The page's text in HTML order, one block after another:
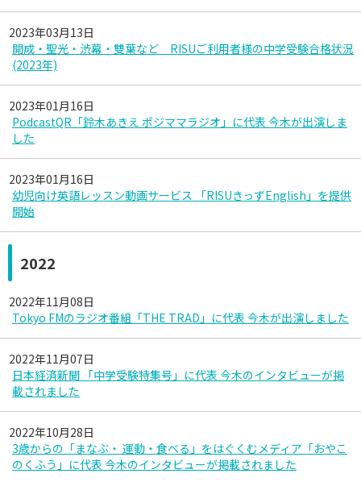
2023年03月13日
開成・聖光・渋幕・雙葉など RISUご利用者様の中学受験合格状況
(2023年)
2023年01月16日
PodcastQR「鈴木あきえ ポジママラジオ」に代表 今木が出演しま
した
2023年01月16日
幼児向け英語レッスン動画サービス 「RISUきっずEnglish」を提供
開始
2022
2022年11月08日
Tokyo FMのラジオ番組「THE TRAD」に代表 今木が出演しました
2022年11月07日
日本経済新聞 「中学受験特集号」に代表 今木のインタビューが掲
載されました
2022年10月28日
3歳からの「まなぶ・ 運動・食べる」をはぐくむメディア「おやこ
のくふう」に代表 今木のインタビューが掲載されました